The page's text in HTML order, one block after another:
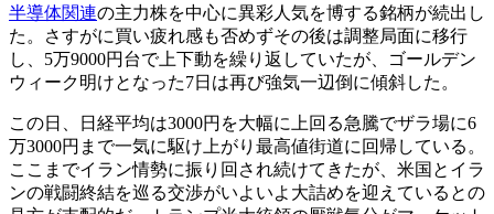
半導体関連の主力株を中心に異彩人気を博する銘柄が続出し
た。さすがに買い疲れ感も否めずその後は調整局面に移行
し、5万9000円台で上下動を繰り返していたが、ゴールデン
ウィーク明けとなった7日は再び強気一辺倒に傾斜した。
この日、日経平均は3000円を大幅に上回る急騰でザラ場に6
万3000円まで一気に駆け上がり最高値街道に回帰している。
ここまでイラン情勢に振り回され続けてきたが、米国とイラ
ンの戦闘終結を巡る交渉がいよいよ大詰めを迎えているとの